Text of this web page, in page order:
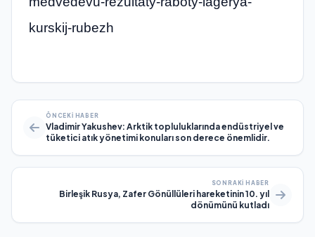
kurskij-rubezh
ÖNCEKI HABER
Vladimir Yakushev: Arktik topluluklarında endüstriyel ve
tüketici atık yönetimi konuları son derece önemlidir.
SONRAKI HABER
Birleşik Rusya, Zafer Gönüllüleri hareketinin 10. yıl
dönümünü kutladı